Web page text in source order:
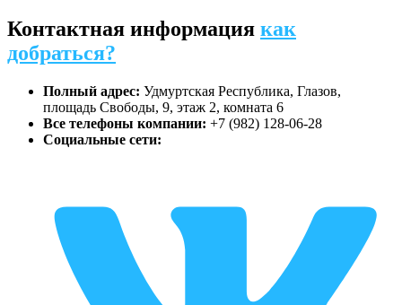
Контактная информация как
добраться?
Полный адрес: Удмуртская Республика, Глазов,
площадь Свободы, 9, этаж 2, комната 6
Все телефоны компании: +7 (982) 128-06-28
Социальные сети: